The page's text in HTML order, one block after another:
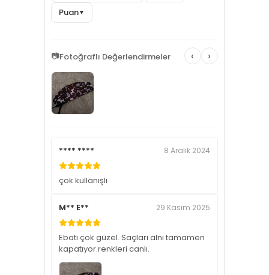
Puan▼
📷Fotoğraflı Değerlendirmeler ‹ ›
**** **** 8 Aralık 2024
çok kullanışlı
M** E** 29 Kasım 2025
Ebatı çok güzel. Saçları alnı tamamen
kapatıyor.renkleri canlı.